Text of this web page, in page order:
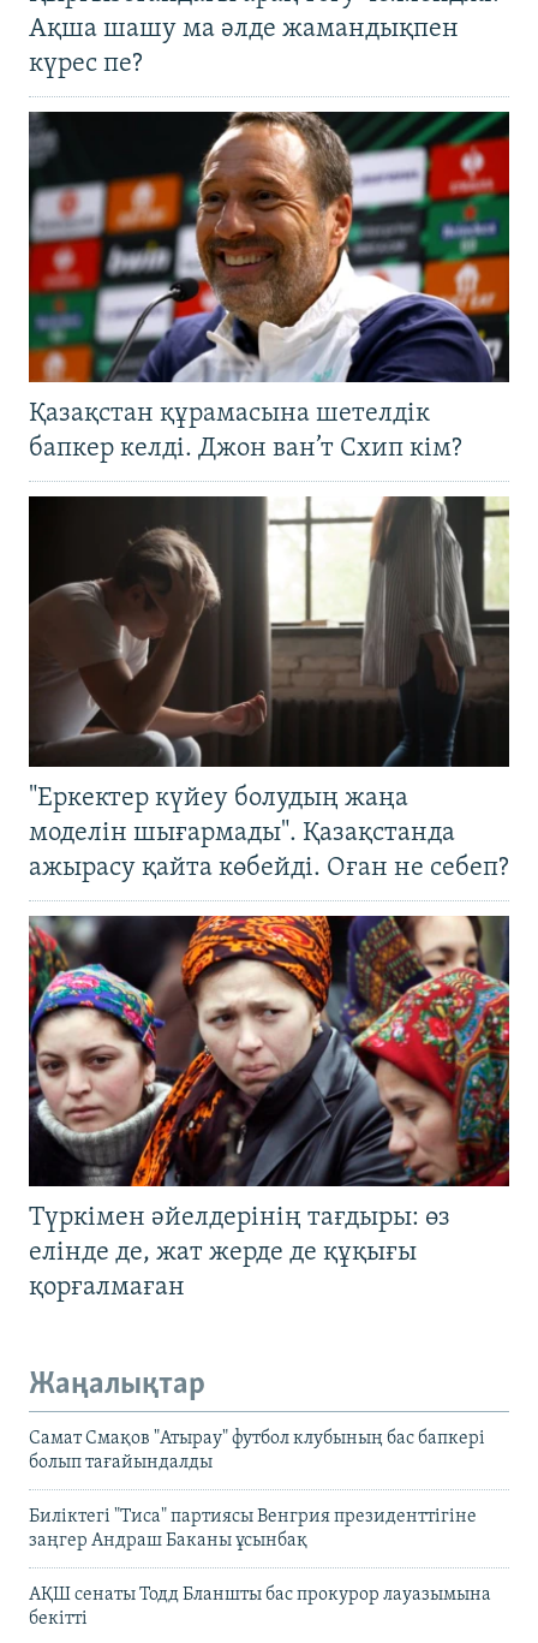
Ақша шашу ма әлде жамандықпен
күрес пе?
Қазақстан құрамасына шетелдік
бапкер келді. Джон ван’т Схип кім?
"Еркектер күйеу болудың жаңа
моделін шығармады". Қазақстанда
ажырасу қайта көбейді. Оған не себеп?
Түркімен әйелдерінің тағдыры: өз
елінде де, жат жерде де құқығы
қорғалмаған
Жаңалықтар
Самат Смақов "Атырау" футбол клубының бас бапкері
болып тағайындалды
Биліктегі "Тиса" партиясы Венгрия президенттігіне
заңгер Андраш Баканы ұсынбақ
АҚШ сенаты Тодд Бланшты бас прокурор лауазымына
бекітті